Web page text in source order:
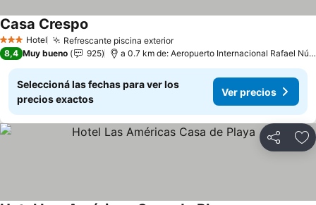
3 Estrellas
Hotel Refrescante piscina exterior
Casa Crespo
8,4 Muy bueno 925 a 0.7 km de: Aeropuerto Internacional Rafael Núñez
Seleccioná las fechas para ver los
precios exactos
Ver precios
Compartir